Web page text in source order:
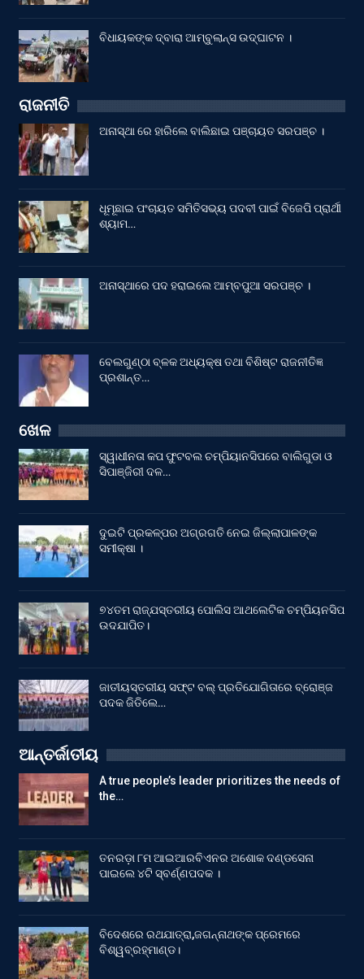
ବିଧାୟକଙ୍କ ଦ୍ବାରା ଆମ୍ବୁଲାନ୍ସ ଉଦ୍‌ଘାଟନ ।
ରାଜନୀତି
ଅନାସ୍ଥା ରେ ହାରିଲେ ବାଲିଛାଇ ପଞ୍ଚାୟତ ସରପଞ୍ଚ ।
ଧୂମୂଛାଇ ପଂଚାୟତ ସମିତିସଭ୍ୟ ପଦବୀ ପାଇଁ ବିଜେପି ପ୍ରାର୍ଥୀ
ଶ୍ୟାମ…
ଅନାସ୍ଥାରେ ପଦ ହରାଇଲେ ଆମ୍ବପୁଆ ସରପଞ୍ଚ ।
ବେଲଗୁଣ୍ଠା ବ୍ଳକ ଅଧ୍ୟକ୍ଷ ତଥା ବିଶିଷ୍ଟ ରାଜନୀତିଜ୍ଞ
ପ୍ରଶାନ୍ତ…
ଖେଳ
ସ୍ୱାଧୀନତା କପ ଫୁଟବଲ ଚମ୍ପିୟାନସିପରେ ବାଲିଗୁଡା ଓ
ସିପାଞ୍ଜିରୀ ଦଳ…
ଦୁଇଟି ପ୍ରକଳ୍ପର ଅଗ୍ରଗତି ନେଇ ଜିଲ୍ଲାପାଳଙ୍କ
ସମୀକ୍ଷା ।
୭୪ତମ ରାଜ୍ଯସ୍ତରୀୟ ପୋଲିସ ଆଥଲେଟିକ ଚମ୍ପିୟନସିପ
ଉଦଯାପିତ।
ଜାତୀୟସ୍ତରୀୟ ସଫ୍ଟ ବଲ୍ ପ୍ରତିଯୋଗିତାରେ ବ୍ରୋଞ୍ଜ
ପଦକ ଜିତିଲେ…
ଆନ୍ତର୍ଜାତୀୟ
A true people’s leader prioritizes the needs of
the…
ତନରଡ଼ା ୮ମ ଆଇଆରବିଏନର ଅଶୋକ ଦଣ୍ଡସେନା
ପାଇଲେ ୪ଟି ସ୍ବର୍ଣ୍ଣପଦକ ।
ବିଦେଶରେ ରଥଯାତ୍ରା,ଜଗନ୍ନାଥଙ୍କ ପ୍ରେମରେ
ବିଶ୍ୱବ୍ରହ୍ମାଣ୍ଡ।